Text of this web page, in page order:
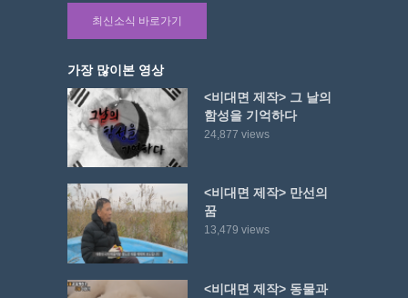
최신소식 바로가기
가장 많이본 영상
<비대면 제작> 그 날의
함성을 기억하다
24,877 views
<비대면 제작> 만선의
꿈
13,479 views
<비대면 제작> 동물과